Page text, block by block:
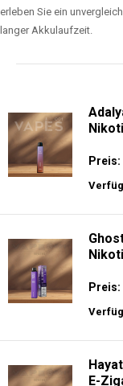
erleben Sie ein
langer Akkulaufzeit.
Preis:
Preis:
E-